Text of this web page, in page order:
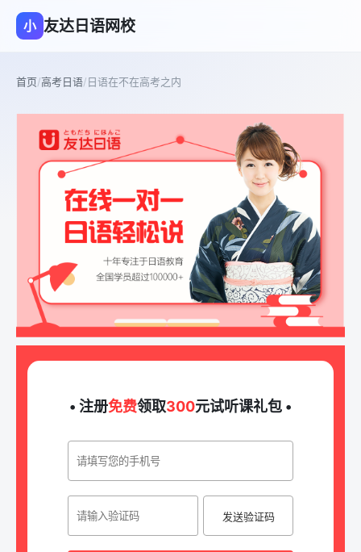
小 友达日语网校
首页/高考日语/日语在不在高考之内
• 注册免费领取300元试听课礼包 •
发送验证码